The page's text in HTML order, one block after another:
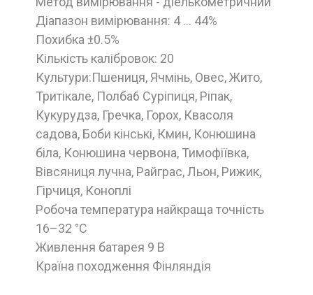
Діапазон вимірювання: 4 ... 44%
Похибка ±0.5%
Кількість калібровок: 20
Культури:Пшениця, Ячмінь, Овес, Жито,
Тритікале, Полба6 Суріпиця, Ріпак,
Кукурудза, Гречка, Горох, Квасоля
садова, Боби кінські, Кмин, Конюшина
біла, Конюшина червона, Тимофіївка,
Вівсяниця лучна, Райграс, Льон, Рижик,
Гірчиця, Коноплі
Робоча температура найкраща точність
16–32 °C
Живлення батарея 9 В
Країна походження Фінляндія